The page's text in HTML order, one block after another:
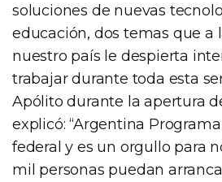
soluciones de nuevas
educación, dos temas que a
nuestro país le despierta
trabajar durante toda esta
Apólito durante la apertura
explicó: “Argentina
federal y es un orgullo para
mil personas puedan